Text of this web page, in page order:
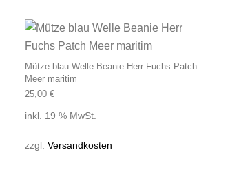
Mütze blau Welle Beanie Herr Fuchs Patch
Meer maritim
25,00 €
inkl. 19 % MwSt.
zzgl. Versandkosten